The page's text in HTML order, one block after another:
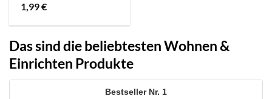
1,99€
Das sind die beliebtesten Wohnen &
Einrichten Produkte
1